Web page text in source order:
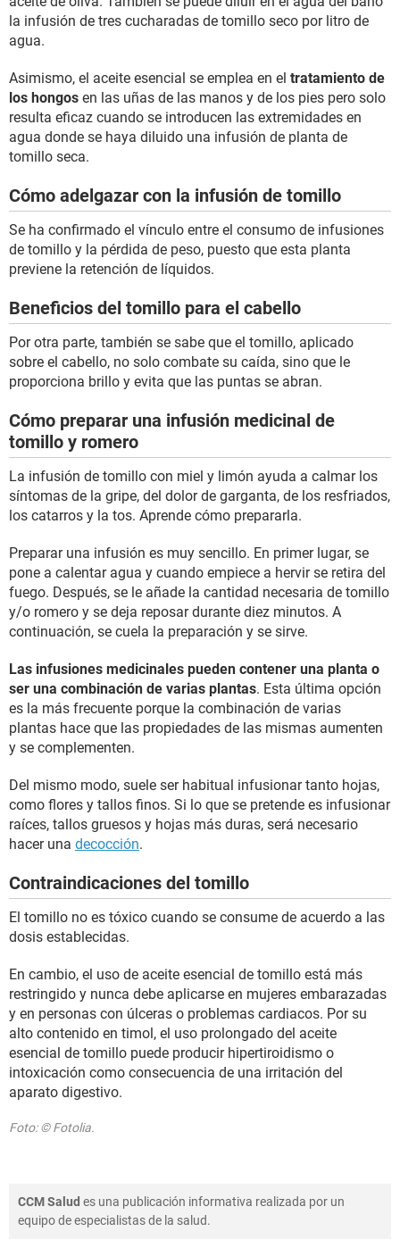
la infusión de tres cucharadas de tomillo seco por litro de
agua.
Asimismo, el aceite esencial se emplea en el tratamiento de
los hongos en las uñas de las manos y de los pies pero solo
resulta eficaz cuando se introducen las extremidades en
agua donde se haya diluido una infusión de planta de
tomillo seca.
Cómo adelgazar con la infusión de tomillo
Se ha confirmado el vínculo entre el consumo de infusiones
de tomillo y la pérdida de peso, puesto que esta planta
previene la retención de líquidos.
Beneficios del tomillo para el cabello
Por otra parte, también se sabe que el tomillo, aplicado
sobre el cabello, no solo combate su caída, sino que le
proporciona brillo y evita que las puntas se abran.
Cómo preparar una infusión medicinal de
tomillo y romero
La infusión de tomillo con miel y limón ayuda a calmar los
síntomas de la gripe, del dolor de garganta, de los resfriados,
los catarros y la tos. Aprende cómo prepararla.
Preparar una infusión es muy sencillo. En primer lugar, se
pone a calentar agua y cuando empiece a hervir se retira del
fuego. Después, se le añade la cantidad necesaria de tomillo
y/o romero y se deja reposar durante diez minutos. A
continuación, se cuela la preparación y se sirve.
Las infusiones medicinales pueden contener una planta o
ser una combinación de varias plantas. Esta última opción
es la más frecuente porque la combinación de varias
plantas hace que las propiedades de las mismas aumenten
y se complementen.
Del mismo modo, suele ser habitual infusionar tanto hojas,
como flores y tallos finos. Si lo que se pretende es infusionar
raíces, tallos gruesos y hojas más duras, será necesario
hacer una decocción.
Contraindicaciones del tomillo
El tomillo no es tóxico cuando se consume de acuerdo a las
dosis establecidas.
En cambio, el uso de aceite esencial de tomillo está más
restringido y nunca debe aplicarse en mujeres embarazadas
y en personas con úlceras o problemas cardiacos. Por su
alto contenido en timol, el uso prolongado del aceite
esencial de tomillo puede producir hipertiroidismo o
intoxicación como consecuencia de una irritación del
aparato digestivo.
Foto: © Fotolia.
CCM Salud es una publicación informativa realizada por un
equipo de especialistas de la salud.